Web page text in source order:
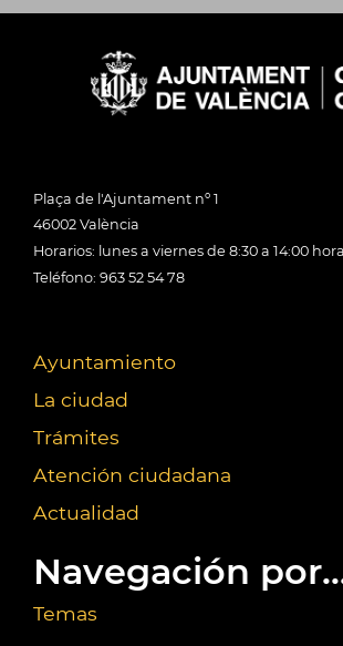
Plaça de l'Ajuntament nº 1
46002 València
Horarios: lunes a viernes de 8:30 a 14:00
Teléfono: 963 52 54 78
Ayuntamiento
La ciudad
Trámites
Atención ciudadana
Actualidad
Navegación
Temas